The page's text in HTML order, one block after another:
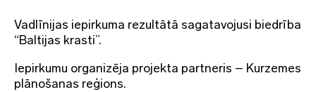
Vadlīnijas iepirkuma rezultātā sagatavojusi biedrība
“Baltijas krasti”.
Iepirkumu organizēja projekta partneris – Kurzemes
plānošanas reģions.